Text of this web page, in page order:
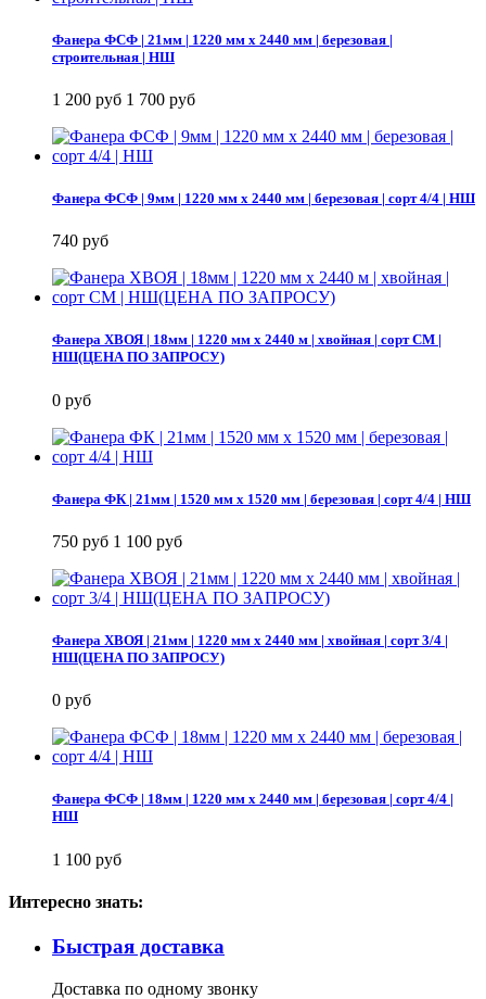
Фанера ФСФ | 21мм | 1220 мм х 2440 мм | березовая |
строительная | НШ
1 200 руб 1 700 руб
Фанера ФСФ | 9мм | 1220 мм х 2440 мм | березовая | сорт 4/4 | НШ
740 руб
Фанера ХВОЯ | 18мм | 1220 мм х 2440 м | хвойная | сорт СМ |
НШ(ЦЕНА ПО ЗАПРОСУ)
0 руб
Фанера ФК | 21мм | 1520 мм х 1520 мм | березовая | сорт 4/4 | НШ
750 руб 1 100 руб
Фанера ХВОЯ | 21мм | 1220 мм х 2440 мм | хвойная | сорт 3/4 |
НШ(ЦЕНА ПО ЗАПРОСУ)
0 руб
Фанера ФСФ | 18мм | 1220 мм х 2440 мм | березовая | сорт 4/4 |
НШ
1 100 руб
Интересно знать:
Быстрая доставка
Доставка по одному звонку